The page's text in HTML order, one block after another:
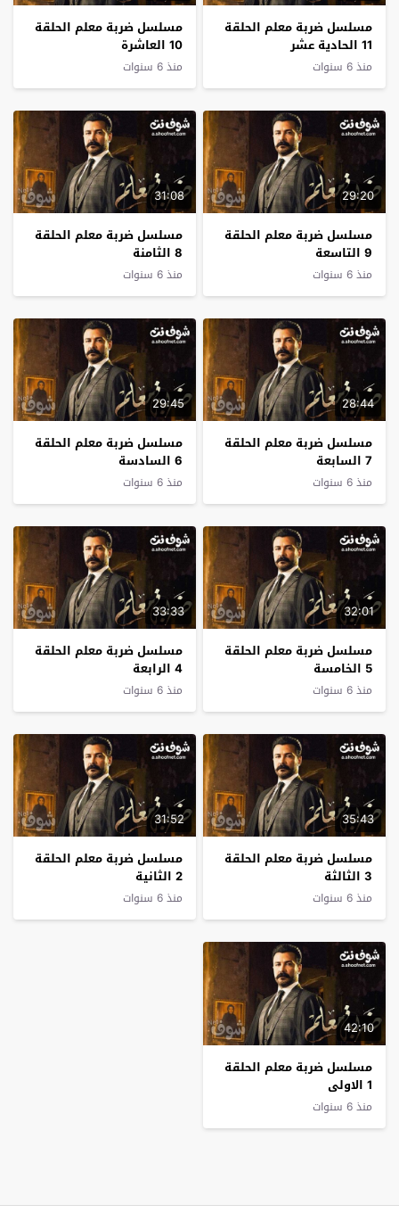
مسلسل ضربة معلم الحلقة
11 الحادية عشر
منذ 6 سنوات
مسلسل ضربة معلم الحلقة
10 العاشرة
منذ 6 سنوات
29:20
مسلسل ضربة معلم الحلقة
9 التاسعة
منذ 6 سنوات
31:08
مسلسل ضربة معلم الحلقة
8 الثامنة
منذ 6 سنوات
28:44
مسلسل ضربة معلم الحلقة
7 السابعة
منذ 6 سنوات
29:45
مسلسل ضربة معلم الحلقة
6 السادسة
منذ 6 سنوات
32:01
مسلسل ضربة معلم الحلقة
5 الخامسة
منذ 6 سنوات
33:33
مسلسل ضربة معلم الحلقة
4 الرابعة
منذ 6 سنوات
35:43
مسلسل ضربة معلم الحلقة
3 الثالثة
منذ 6 سنوات
31:52
مسلسل ضربة معلم الحلقة
2 الثانية
منذ 6 سنوات
42:10
مسلسل ضربة معلم الحلقة
1 الاولى
منذ 6 سنوات